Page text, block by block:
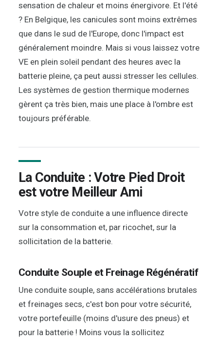
sensation de chaleur et moins énergivore. Et l'été
? En Belgique, les canicules sont moins extrêmes
que dans le sud de l'Europe, donc l'impact est
généralement moindre. Mais si vous laissez votre
VE en plein soleil pendant des heures avec la
batterie pleine, ça peut aussi stresser les cellules.
Les systèmes de gestion thermique modernes
gèrent ça très bien, mais une place à l'ombre est
toujours préférable.
La Conduite : Votre Pied Droit
est votre Meilleur Ami
Votre style de conduite a une influence directe
sur la consommation et, par ricochet, sur la
sollicitation de la batterie.
Conduite Souple et Freinage Régénératif
Une conduite souple, sans accélérations brutales
et freinages secs, c'est bon pour votre sécurité,
votre portefeuille (moins d'usure des pneus) et
pour la batterie ! Moins vous la sollicitez